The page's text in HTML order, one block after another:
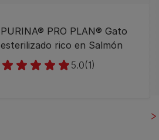
PURINA® PRO PLAN® Gato
esterilizado rico en Salmón
5.0(1)